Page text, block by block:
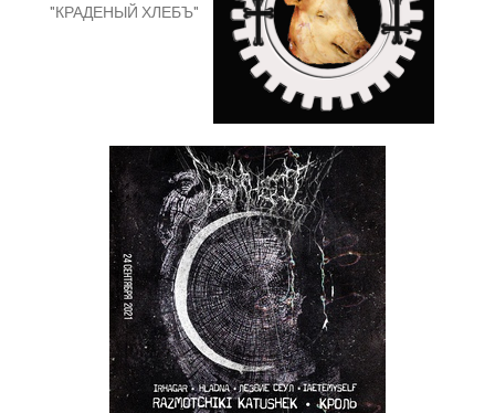
"КРАДЕНЫЙ ХЛЕБЪ"